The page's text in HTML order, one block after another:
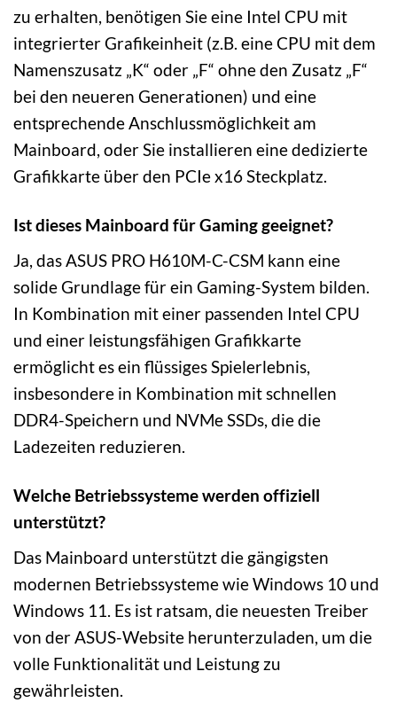
zu erhalten, benötigen Sie eine Intel CPU mit
integrierter Grafikeinheit (z.B. eine CPU mit dem
Namenszusatz „K“ oder „F“ ohne den Zusatz „F“
bei den neueren Generationen) und eine
entsprechende Anschlussmöglichkeit am
Mainboard, oder Sie installieren eine dedizierte
Grafikkarte über den PCIe x16 Steckplatz.
Ist dieses Mainboard für Gaming geeignet?
Ja, das ASUS PRO H610M-C-CSM kann eine
solide Grundlage für ein Gaming-System bilden.
In Kombination mit einer passenden Intel CPU
und einer leistungsfähigen Grafikkarte
ermöglicht es ein flüssiges Spielerlebnis,
insbesondere in Kombination mit schnellen
DDR4-Speichern und NVMe SSDs, die die
Ladezeiten reduzieren.
Welche Betriebssysteme werden offiziell
unterstützt?
Das Mainboard unterstützt die gängigsten
modernen Betriebssysteme wie Windows 10 und
Windows 11. Es ist ratsam, die neuesten Treiber
von der ASUS-Website herunterzuladen, um die
volle Funktionalität und Leistung zu
gewährleisten.